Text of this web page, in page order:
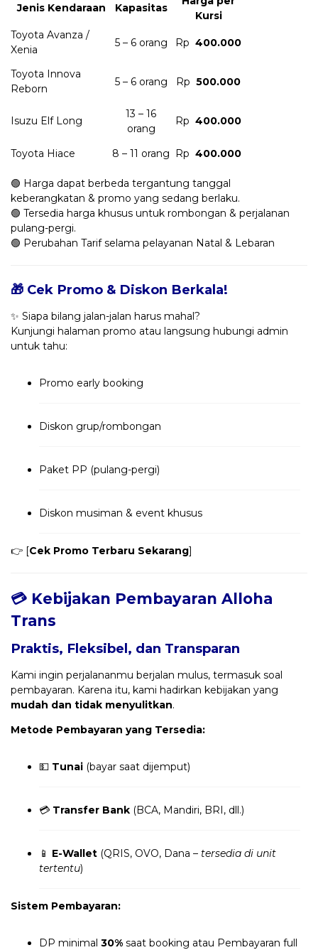
Jenis Kendaraan Kapasitas
Kursi
Toyota Avanza /
Xenia
5 – 6 orang Rp 400.000
Toyota Innova
Reborn
5 – 6 orang Rp 500.000
Isuzu Elf Long
13 – 16
orang
Rp 400.000
Toyota Hiace 8 – 11 orang Rp 400.000
🟢 Harga dapat berbeda tergantung tanggal
keberangkatan & promo yang sedang berlaku.
🟢 Tersedia harga khusus untuk rombongan & perjalanan
pulang-pergi.
🟢 Perubahan Tarif selama pelayanan Natal & Lebaran
🎁 Cek Promo & Diskon Berkala!
✨ Siapa bilang jalan-jalan harus mahal?
Kunjungi halaman promo atau langsung hubungi admin
untuk tahu:
Promo early booking
Diskon grup/rombongan
Paket PP (pulang-pergi)
Diskon musiman & event khusus
👉 [Cek Promo Terbaru Sekarang]
💳 Kebijakan Pembayaran Alloha
Trans
Praktis, Fleksibel, dan Transparan
Kami ingin perjalananmu berjalan mulus, termasuk soal
pembayaran. Karena itu, kami hadirkan kebijakan yang
mudah dan tidak menyulitkan.
Metode Pembayaran yang Tersedia:
💵 Tunai (bayar saat dijemput)
💳 Transfer Bank (BCA, Mandiri, BRI, dll.)
📱 E-Wallet (QRIS, OVO, Dana – tersedia di unit
tertentu)
Sistem Pembayaran:
DP minimal 30% saat booking atau Pembayaran full